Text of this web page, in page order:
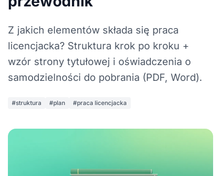
Z jakich elementów składa się praca
licencjacka? Struktura krok po kroku +
wzór strony tytułowej i oświadczenia o
samodzielności do pobrania (PDF, Word).
#struktura #plan #praca licencjacka